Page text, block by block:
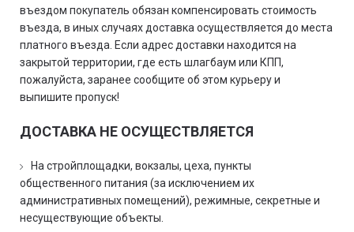
въездом покупатель обязан компенсировать стоимость
въезда, в иных случаях доставка осуществляется до места
платного въезда. Если адрес доставки находится на
закрытой территории, где есть шлагбаум или КПП,
пожалуйста, заранее сообщите об этом курьеру и
выпишите пропуск!
ДОСТАВКА НЕ ОСУЩЕСТВЛЯЕТСЯ
На стройплощадки, вокзалы, цеха, пункты
общественного питания (за исключением их
административных помещений), режимные, секретные и
несуществующие объекты.